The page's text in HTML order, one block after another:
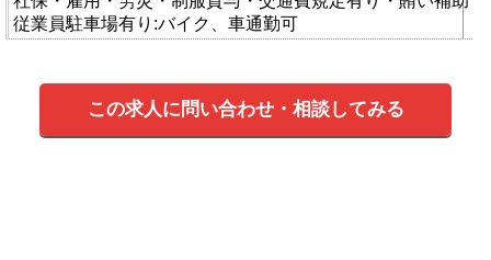
従業員駐車場有り:バイク、車通勤可
この求人に問い合わせ・相談してみる